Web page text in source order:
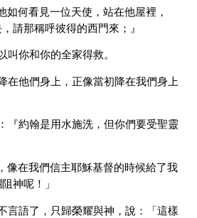
如何看見一位天使，站在他屋裡，
請那稱呼彼得的西門來；』
叫你和你的全家得救。
在他們身上，正像當初降在我們身上
『約翰是用水施洗，但你們要受聖靈
像在我們信主耶穌基督的時候給了我
神呢！」
言語了，只歸榮耀與神，說：「這樣